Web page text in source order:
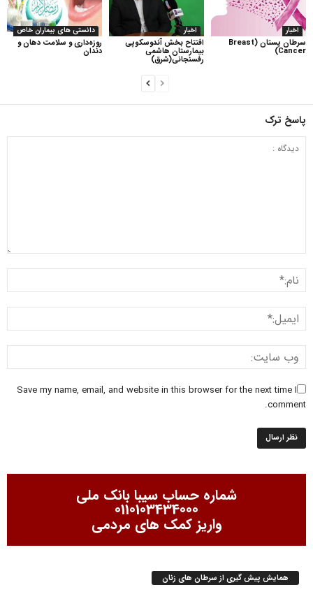
دانستی های بیماران خاص
روزه‌داری و سلامت دهان و
دندان
اخبار
افتتاح بخش آندوسکوپی
بیمارستان هاشمی
رفسنجانی(شرق)
اخبار
سرطان پستان (Breast
Cancer)
پاسخ ترک
Save my name, email, and website in this browser for the next time I
comment.
شماره حساب سیبا بانک ملی
0110103434000
واریز کمک های مردمی
همایش پیش گیری از سرطان های زنان